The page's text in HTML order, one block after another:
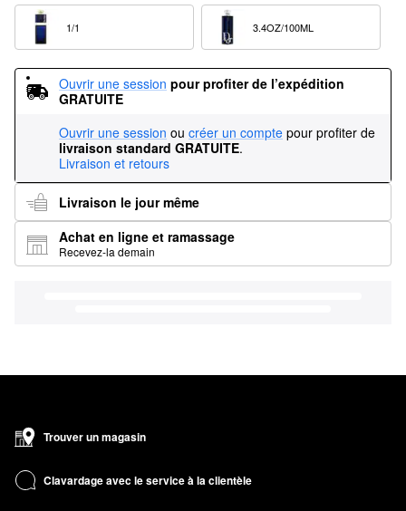
Ouvrir une session pour profiter de l’expédition
GRATUITE
Ouvrir une session ou créer un compte pour profiter de
livraison standard GRATUITE.
Livraison et retours
Livraison le jour même
Achat en ligne et ramassage
Recevez-la demain
Trouver un magasin
Clavardage avec le service à la clientèle